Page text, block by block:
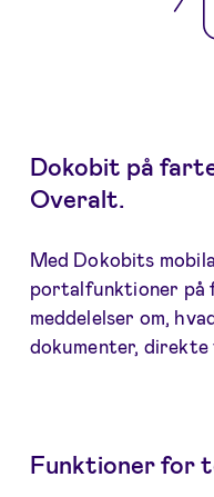
Dokobit på
Overalt.
Med Dokobits
portalfunktioner på
meddelelser om,
dokumenter, direkte
Funktioner for